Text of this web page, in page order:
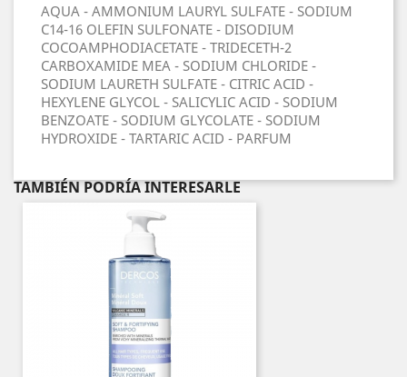
AQUA - AMMONIUM LAURYL SULFATE - SODIUM
C14-16 OLEFIN SULFONATE - DISODIUM
COCOAMPHODIACETATE - TRIDECETH-2
CARBOXAMIDE MEA - SODIUM CHLORIDE -
SODIUM LAURETH SULFATE - CITRIC ACID -
HEXYLENE GLYCOL - SALICYLIC ACID - SODIUM
BENZOATE - SODIUM GLYCOLATE - SODIUM
HYDROXIDE - TARTARIC ACID - PARFUM
TAMBIÉN PODRÍA INTERESARLE